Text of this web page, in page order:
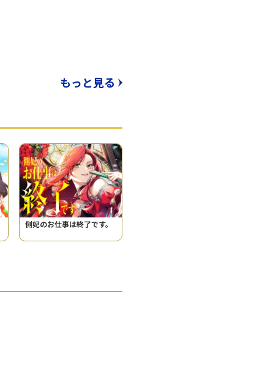
もっと見る
側妃のお仕事は終了です。